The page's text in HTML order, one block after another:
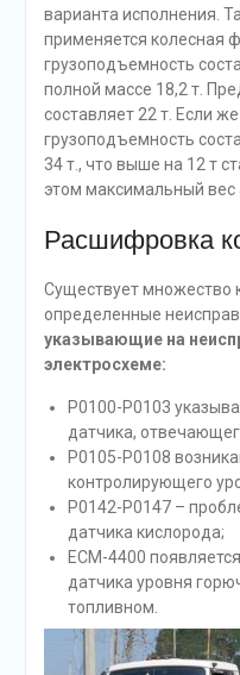
варианта исполнения.
применяется колесная
грузоподъемность
полной массе 18,2 т.
составляет 22 т. Если
грузоподъемность
34 т., что выше на 12 т
этом максимальный вес
Расшифровка
Существует множество
определенные
указывающие на
электросхеме:
Р0100-Р0103
датчика,
Р0105-Р0108
контролирующего
Р0142-Р0147 –
датчика кислорода;
ЕСМ-4400
датчика уровня
топливном.